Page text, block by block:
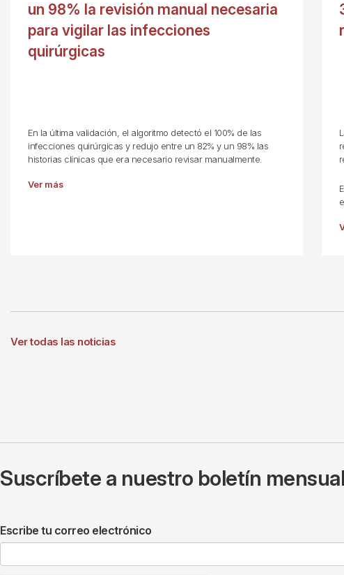
un 98% la revisión manual necesaria
para vigilar las infecciones
quirúrgicas
En la última validación, el algoritmo detectó el 100% de las
infecciones quirúrgicas y redujo entre un 82% y un 98% las
historias clínicas que era necesario revisar manualmente.
Ver más
Ver todas las noticias
Suscríbete a nuestro boletín
Escribe tu correo electrónico